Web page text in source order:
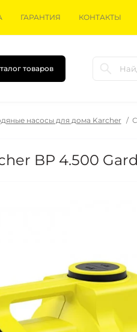
ГАРАНТИЯ КОНТАКТЫ
товаров
насосы для дома Karcher
BP 4.500